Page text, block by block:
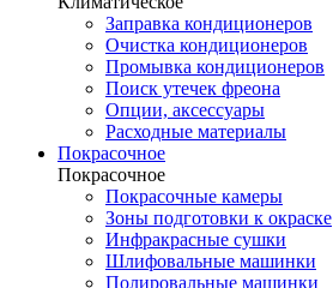
Заправка кондиционеров
Очистка кондиционеров
Промывка кондиционеров
Поиск утечек фреона
Опции, аксессуары
Расходные материалы
Покрасочное
Покрасочное
Покрасочные камеры
Зоны подготовки к окраске
Инфракрасные сушки
Шлифовальные машинки
Полировальные машинки